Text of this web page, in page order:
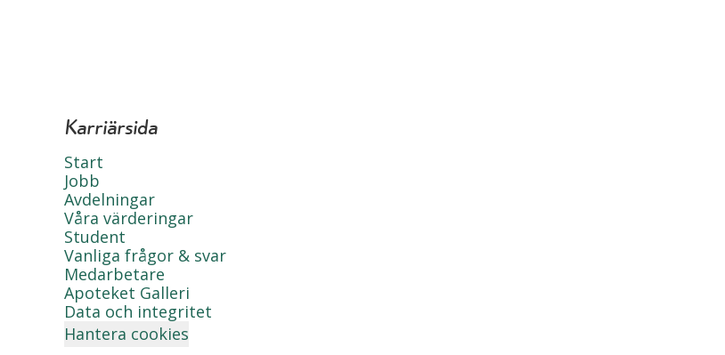
Karriärsida
Start
Jobb
Avdelningar
Våra värderingar
Student
Vanliga frågor & svar
Medarbetare
Apoteket Galleri
Data och integritet
Hantera cookies